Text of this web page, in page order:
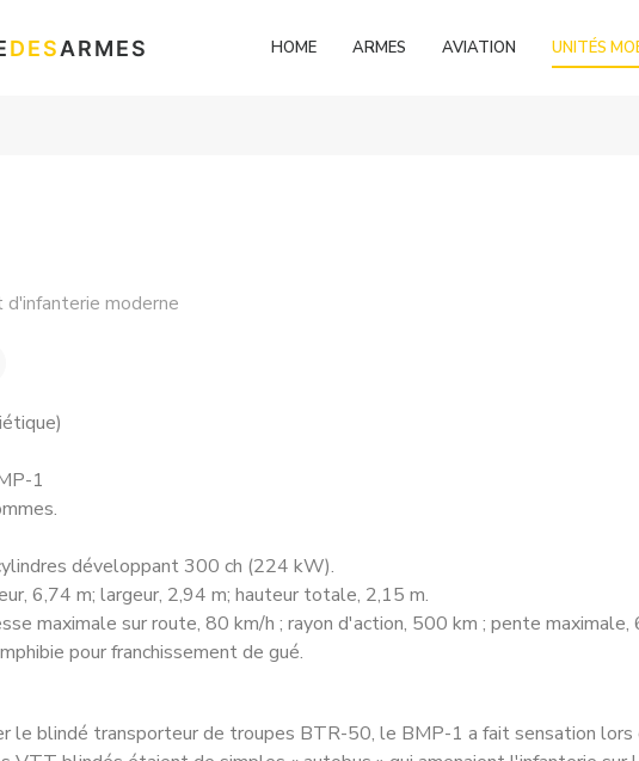
DESARMES HOME ARMES AVIATION UNITÉS
d'infanterie moderne
1
développant 300 ch (224 kW).
6,74 m; largeur, 2,94 m; hauteur totale, 2,15 m.
maximale sur route, 80 km/h ; rayon d'action, 500 km ; pente
pour franchissement de gué.
le blindé transporteur de troupes BTR-50, le BMP-1 a fait sensation lors